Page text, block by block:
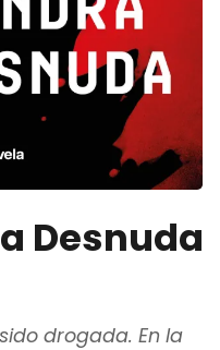
Desnuda
drogada. En la